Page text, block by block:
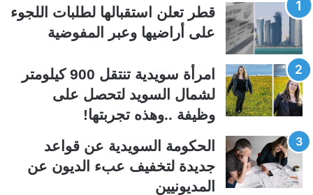
ح
ة
ل
س
ا
ق
ة
ح
ة
ل
ة
قطر تعلن استقبالها لطلبات اللجوء
على أراضيها وعبر المفوضية
امرأة سويدية تنتقل 900 كيلومتر
لشمال السويد لتحصل على
وظيفة ..وهذه تجربتها!
الحكومة السويدية عن قواعد
جديدة لتخفيف عبء الديون عن
المديونيين